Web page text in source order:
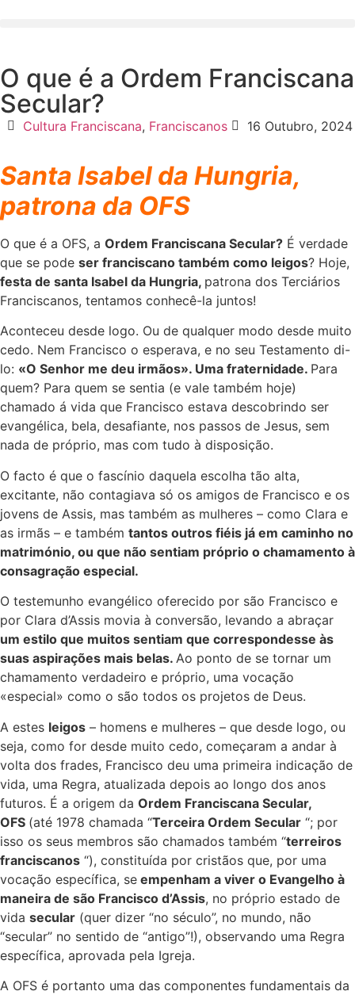
O que é a Ordem Franciscana
Secular?
Cultura Franciscana, Franciscanos 16 Outubro, 2024
Santa Isabel da Hungria,
patrona da OFS
O que é a OFS, a Ordem Franciscana Secular? É verdade
que se pode ser franciscano também como leigos? Hoje,
festa de santa Isabel da Hungria, patrona dos Terciários
Franciscanos, tentamos conhecê-la juntos!
Aconteceu desde logo. Ou de qualquer modo desde muito
cedo. Nem Francisco o esperava, e no seu Testamento di-
lo: «O Senhor me deu irmãos». Uma fraternidade. Para
quem? Para quem se sentia (e vale também hoje)
chamado á vida que Francisco estava descobrindo ser
evangélica, bela, desafiante, nos passos de Jesus, sem
nada de próprio, mas com tudo à disposição.
O facto é que o fascínio daquela escolha tão alta,
excitante, não contagiava só os amigos de Francisco e os
jovens de Assis, mas também as mulheres – como Clara e
as irmãs – e também tantos outros fiéis já em caminho no
matrimónio, ou que não sentiam próprio o chamamento à
consagração especial.
O testemunho evangélico oferecido por são Francisco e
por Clara d’Assis movia à conversão, levando a abraçar
um estilo que muitos sentiam que correspondesse às
suas aspirações mais belas. Ao ponto de se tornar um
chamamento verdadeiro e próprio, uma vocação
«especial» como o são todos os projetos de Deus.
A estes leigos – homens e mulheres – que desde logo, ou
seja, como for desde muito cedo, começaram a andar à
volta dos frades, Francisco deu uma primeira indicação de
vida, uma Regra, atualizada depois ao longo dos anos
futuros. É a origem da Ordem Franciscana Secular,
OFS (até 1978 chamada “Terceira Ordem Secular “; por
isso os seus membros são chamados também “terreiros
franciscanos “), constituída por cristãos que, por uma
vocação específica, se empenham a viver o Evangelho à
maneira de são Francisco d’Assis, no próprio estado de
vida secular (quer dizer “no século”, no mundo, não
“secular” no sentido de “antigo”!), observando uma Regra
específica, aprovada pela Igreja.
A OFS é portanto uma das componentes fundamentais da